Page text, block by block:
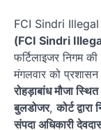
FCI Sindri
(FCI Sindri
फर्टिलाइजर निगम
मंगलवार को प्रशासन
रोहड़ाबांध मौजा
बुलडोजर,कोर्ट
संपदा अधिकारी